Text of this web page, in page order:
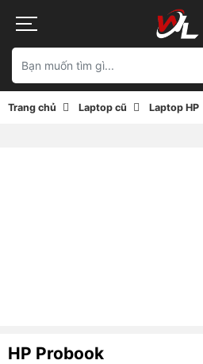
Trang chủ Laptop cũ Laptop HP
HP Probook